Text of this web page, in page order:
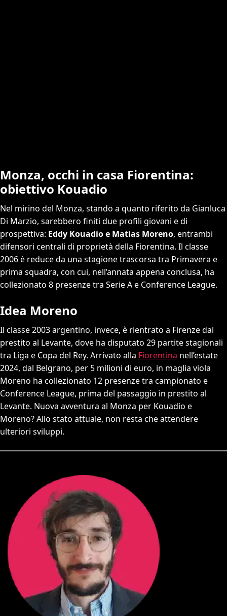
Monza, occhi in casa Fiorentina:
obiettivo Kouadio
Nel mirino del Monza, stando a quanto riferito da Gianluca
Di Marzio, sarebbero finiti due profili giovani e di
prospettiva: Eddy Kouadio e Matias Moreno, entrambi
difensori centrali di proprietà della Fiorentina. Il classe
2006 è reduce da una stagione trascorsa tra Primavera e
prima squadra, con cui, nell’annata appena conclusa, ha
collezionato 8 presenze tra Serie A e Conference League.
Idea Moreno
Il classe 2003 argentino, invece, è rientrato a Firenze dal
prestito al Levante, dove ha disputato 29 partite stagionali
tra Liga e Copa del Rey. Arrivato alla Fiorentina nell’estate
2024, dal Belgrano, per 5 milioni di euro, in maglia viola
Moreno ha collezionato 12 presenze tra campionato e
Conference League, prima del passaggio in prestito al
Levante. Nuova avventura al Monza per Kouadio e
Moreno? Allo stato attuale, non resta che attendere
ulteriori sviluppi.